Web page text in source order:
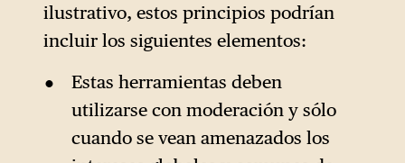
ilustrativo, estos principios podrían
incluir los siguientes elementos:
Estas herramientas deben
utilizarse con moderación y sólo
cuando se vean amenazados los